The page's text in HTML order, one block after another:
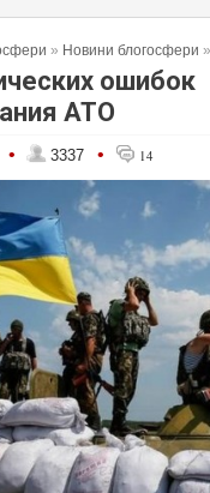
» Новини блогосфери »
ошибок
АТО
• 3337 • 14